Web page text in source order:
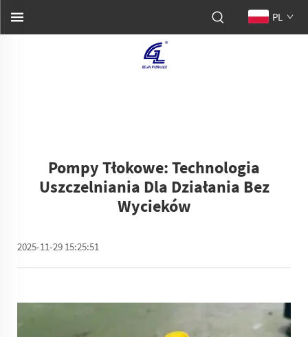
PL
Pompy Tłokowe: Technologia
Uszczelniania Dla Działania Bez
Wycieków
2025-11-29 15:25:51